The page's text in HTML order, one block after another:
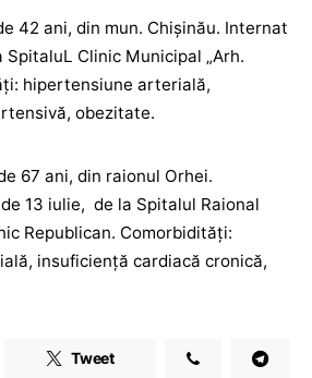
42 ani, din mun. Chișinău. Internat
SpitaluL Clinic Municipal „Arh.
hipertensiune arterială,
obezitate.
67 ani, din raionul Orhei.
13 iulie, de la Spitalul Raional
Republican. Comorbidități:
insuficiență cardiacă cronică,
Tweet